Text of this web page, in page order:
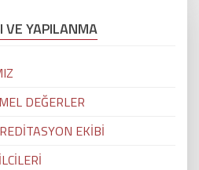
VE YAPILANMA
DEĞERLER
EKİBİ